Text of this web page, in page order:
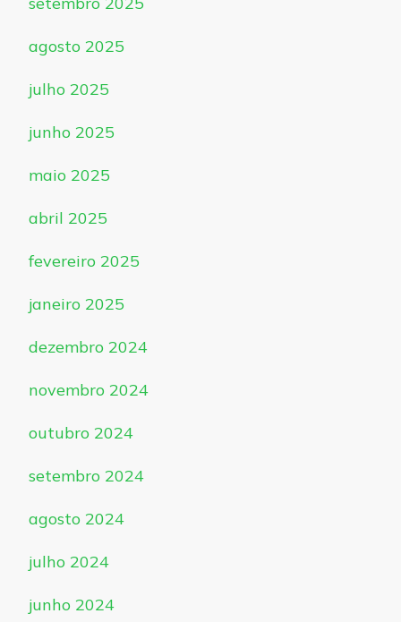
agosto 2025
julho 2025
junho 2025
maio 2025
abril 2025
fevereiro 2025
janeiro 2025
dezembro 2024
novembro 2024
outubro 2024
setembro 2024
agosto 2024
julho 2024
junho 2024